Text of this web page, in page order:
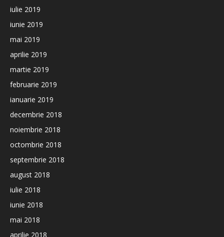
iulie 2019
iunie 2019
mai 2019
aprilie 2019
martie 2019
februarie 2019
ianuarie 2019
decembrie 2018
noiembrie 2018
octombrie 2018
septembrie 2018
august 2018
iulie 2018
iunie 2018
mai 2018
aprilie 2018